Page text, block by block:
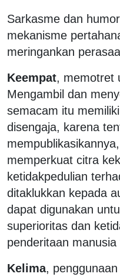
Sarkasme dan
mekanisme
meringankan
Keempat, memotret
Mengambil dan
semacam itu
disengaja, karena
memperkuat citra
ketidakpedulian
ditaklukkan kepada
dapat digunakan
superioritas dan
penderitaan
Kelima,